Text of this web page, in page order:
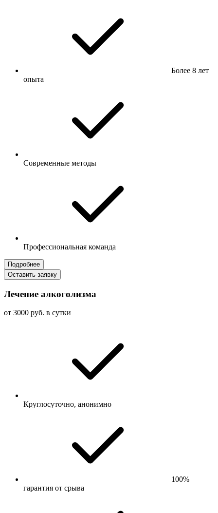
Более 8 лет
опыта
Современные методы
Профессиональная команда
Подробнее
Оставить заявку
Лечение алкоголизма
от 3000 руб. в сутки
Круглосуточно, анонимно
100%
гарантия от срыва